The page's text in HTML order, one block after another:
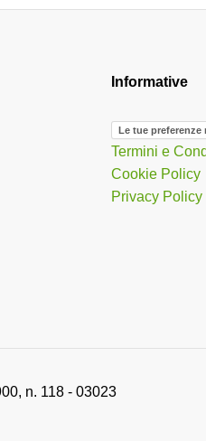
Informative
Le tue preferenze
Termini e
Cookie Policy
Privacy Policy
n. 118 - 03023